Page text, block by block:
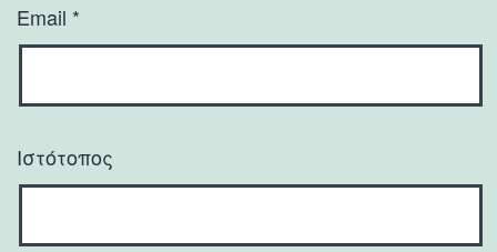
Email *
Ιστότοπος